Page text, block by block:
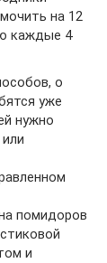
на 12
каждые 4
о
уже
нужно
помидоров
и